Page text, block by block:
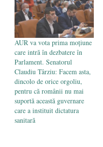
AUR va vota prima moțiune
care intră în dezbatere în
Parlament. Senatorul
Claudiu Târziu: Facem asta,
dincolo de orice orgoliu,
pentru că românii nu mai
suportă această guvernare
care a instituit dictatura
sanitară